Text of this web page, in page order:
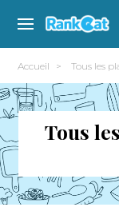
Accueil Tous les
Tous